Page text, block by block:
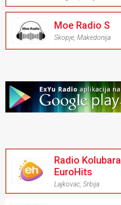
Moe Radio S
Skopje ,Makedonija
Radio Kolubara
EuroHits
Lajkovac ,Srbija